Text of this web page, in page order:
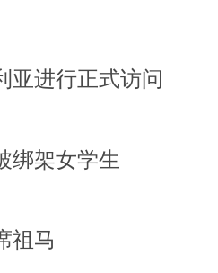
亚进行正式访问
绑架女学生
祖马